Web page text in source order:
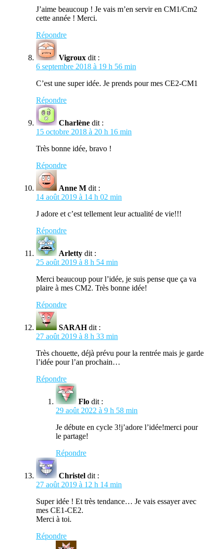
J’aime beaucoup ! Je vais m’en servir en CM1/Cm2
cette année ! Merci.
Répondre
Vigroux dit :
6 septembre 2018 à 19 h 56 min
C’est une super idée. Je prends pour mes CE2-CM1
Répondre
Charlène dit :
15 octobre 2018 à 20 h 16 min
Très bonne idée, bravo !
Répondre
Anne M dit :
14 août 2019 à 14 h 02 min
J adore et c’est tellement leur actualité de vie!!!
Répondre
Arletty dit :
25 août 2019 à 8 h 54 min
Merci beaucoup pour l’idée, je suis pense que ça va
plaire à mes CM2. Très bonne idée!
Répondre
SARAH dit :
27 août 2019 à 8 h 33 min
Très chouette, déjà prévu pour la rentrée mais je garde
l’idée pour l’an prochain…
Répondre
Flo dit :
29 août 2022 à 9 h 58 min
Je débute en cycle 3!j’adore l’idée!merci pour
le partage!
Répondre
Christel dit :
27 août 2019 à 12 h 14 min
Super idée ! Et très tendance… Je vais essayer avec
mes CE1-CE2.
Merci à toi.
Répondre